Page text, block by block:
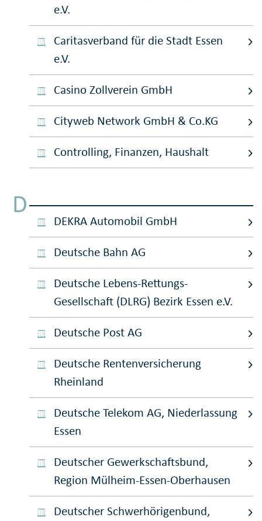
e.V.
Caritasverband für die Stadt Essen
e.V.
Casino Zollverein GmbH
Cityweb Network GmbH & Co.KG
Controlling, Finanzen, Haushalt
D
DEKRA Automobil GmbH
Deutsche Bahn AG
Deutsche Lebens-Rettungs-
Gesellschaft (DLRG) Bezirk Essen e.V.
Deutsche Post AG
Deutsche Rentenversicherung
Rheinland
Deutsche Telekom AG, Niederlassung
Essen
Deutscher Gewerkschaftsbund,
Region Mülheim-Essen-Oberhausen
Deutscher Schwerhörigenbund,